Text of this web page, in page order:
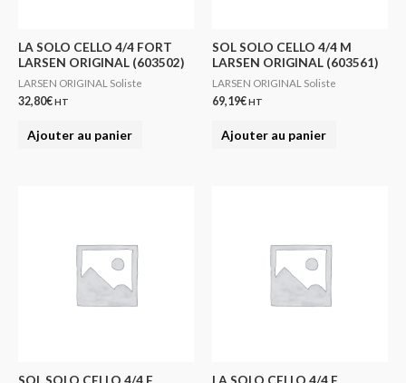
LA SOLO CELLO 4/4 FORT
LARSEN ORIGINAL (603502)
LARSEN ORIGINAL Soliste
32,80€HT
Ajouter au panier
SOL SOLO CELLO 4/4 M
LARSEN ORIGINAL (603561)
LARSEN ORIGINAL Soliste
69,19€HT
Ajouter au panier
SOL SOLO CELLO 4/4 F
LA SOLO CELLO 4/4 F